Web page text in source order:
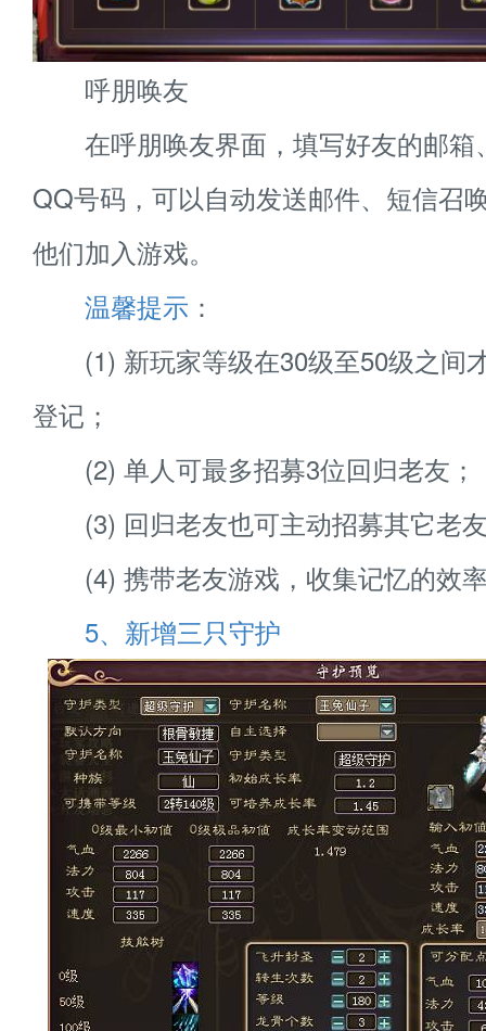
呼朋唤友
在呼朋唤友界面，填写好友的邮箱
QQ号码，可以自动发送邮件、短信召
他们加入游戏。
温馨提示 ：
(1) 新玩家等级在30级至50级之间
登记；
(2) 单人可最多招募3位回归老友；
(3) 回归老友也可主动招募其它老
(4) 携带老友游戏，收集记忆的效
5、新增三只守护